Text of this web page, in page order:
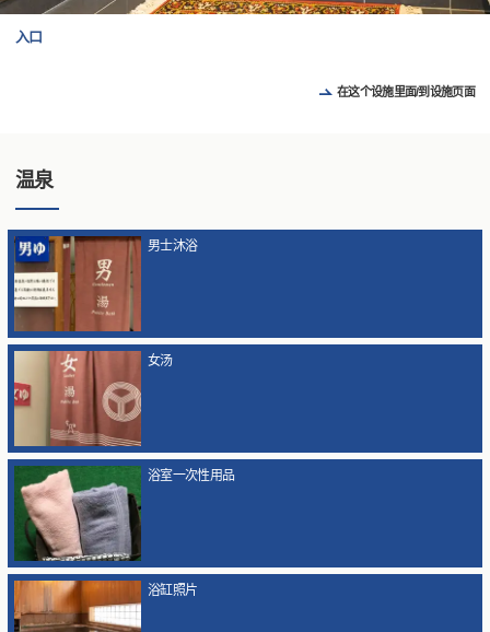
入口
在这个设施里面/到设施页面
温泉
男士沐浴
女汤
浴室一次性用品
浴缸照片